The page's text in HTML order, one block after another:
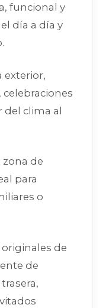
funcional y
día a día y
exterior,
clima al
zona de
para
o
de
de